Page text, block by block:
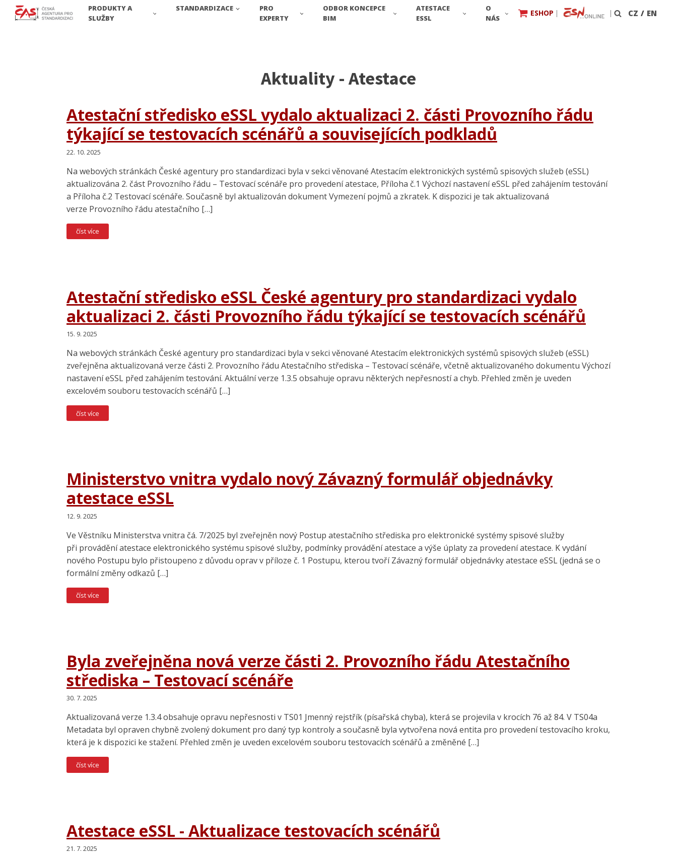
PRODUKTY A
SLUŽBY
STANDARDIZACE
PRO
EXPERTY
ODBOR KONCEPCE
BIM
ATESTACE
ESSL
O
NÁS
ESHOP | | Vyhledávání
CZ / EN
Aktuality - Atestace
Atestační středisko eSSL vydalo aktualizaci 2. části Provozního řádu
týkající se testovacích scénářů a souvisejících podkladů
22. 10. 2025
Na webových stránkách České agentury pro standardizaci byla v sekci věnované Atestacím elektronických systémů spisových služeb (eSSL)
aktualizována 2. část Provozního řádu – Testovací scénáře pro provedení atestace, Příloha č.1 Výchozí nastavení eSSL před zahájením testování
a Příloha č.2 Testovací scénáře. Současně byl aktualizován dokument Vymezení pojmů a zkratek. K dispozici je tak aktualizovaná
verze Provozního řádu atestačního […]
číst více
Atestační středisko eSSL České agentury pro standardizaci vydalo
aktualizaci 2. části Provozního řádu týkající se testovacích scénářů
15. 9. 2025
Na webových stránkách České agentury pro standardizaci byla v sekci věnované Atestacím elektronických systémů spisových služeb (eSSL)
zveřejněna aktualizovaná verze části 2. Provozního řádu Atestačního střediska – Testovací scénáře, včetně aktualizovaného dokumentu Výchozí
nastavení eSSL před zahájením testování. Aktuální verze 1.3.5 obsahuje opravu některých nepřesností a chyb. Přehled změn je uveden
excelovém souboru testovacích scénářů […]
číst více
Ministerstvo vnitra vydalo nový Závazný formulář objednávky
atestace eSSL
12. 9. 2025
Ve Věstníku Ministerstva vnitra čá. 7/2025 byl zveřejněn nový Postup atestačního střediska pro elektronické systémy spisové služby
při provádění atestace elektronického systému spisové služby, podmínky provádění atestace a výše úplaty za provedení atestace. K vydání
nového Postupu bylo přistoupeno z důvodu oprav v příloze č. 1 Postupu, kterou tvoří Závazný formulář objednávky atestace eSSL (jedná se o
formální změny odkazů […]
číst více
Byla zveřejněna nová verze části 2. Provozního řádu Atestačního
střediska – Testovací scénáře
30. 7. 2025
Aktualizovaná verze 1.3.4 obsahuje opravu nepřesnosti v TS01 Jmenný rejstřík (písařská chyba), která se projevila v krocích 76 až 84. V TS04a
Metadata byl opraven chybně zvolený dokument pro daný typ kontroly a současně byla vytvořena nová entita pro provedení testovacího kroku,
která je k dispozici ke stažení. Přehled změn je uveden excelovém souboru testovacích scénářů a změněné […]
číst více
Atestace eSSL - Aktualizace testovacích scénářů
21. 7. 2025